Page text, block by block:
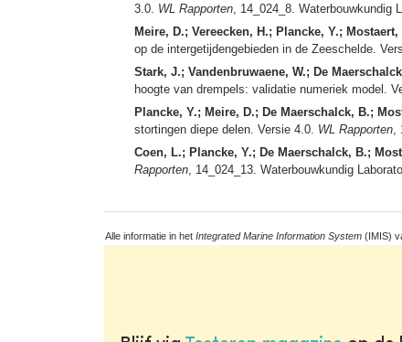
3.0. WL Rapporten , 14_024_8. Waterbouwkundig
Meire, D.; Vereecken, H.; Plancke, Y.; Mostaert,
op de intergetijdengebieden in de Zeeschelde.
Stark, J.; Vandenbruwaene, W.; De
hoogte van drempels: validatie numeriek model.
Plancke, Y.; Meire, D.; De Maerschalck, B.;
stortingen diepe delen. Versie 4.0. WL Rapporten
Coen, L.; Plancke, Y.; De Maerschalck, B.;
Rapporten , 14_024_13. Waterbouwkundig
Alle informatie in het Integrated Marine Information System (IMIS)